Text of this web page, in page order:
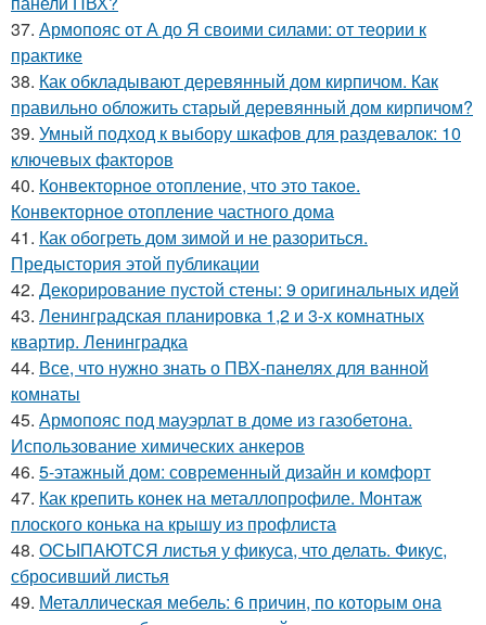
37. Армопояс от А до Я своими силами: от теории к
практике
38. Как обкладывают деревянный дом кирпичом. Как
правильно обложить старый деревянный дом кирпичом?
39. Умный подход к выбору шкафов для раздевалок: 10
ключевых факторов
40. Конвекторное отопление, что это такое.
Конвекторное отопление частного дома
41. Как обогреть дом зимой и не разориться.
Предыстория этой публикации
42. Декорирование пустой стены: 9 оригинальных идей
43. Ленинградская планировка 1,2 и 3-х комнатных
квартир. Ленинградка
44. Все, что нужно знать о ПВХ-панелях для ванной
комнаты
45. Армопояс под мауэрлат в доме из газобетона.
Использование химических анкеров
46. 5-этажный дом: современный дизайн и комфорт
47. Как крепить конек на металлопрофиле. Монтаж
плоского конька на крышу из профлиста
48. ОСЫПАЮТСЯ листья у фикуса, что делать. Фикус,
сбросивший листья
49. Металлическая мебель: 6 причин, по которым она